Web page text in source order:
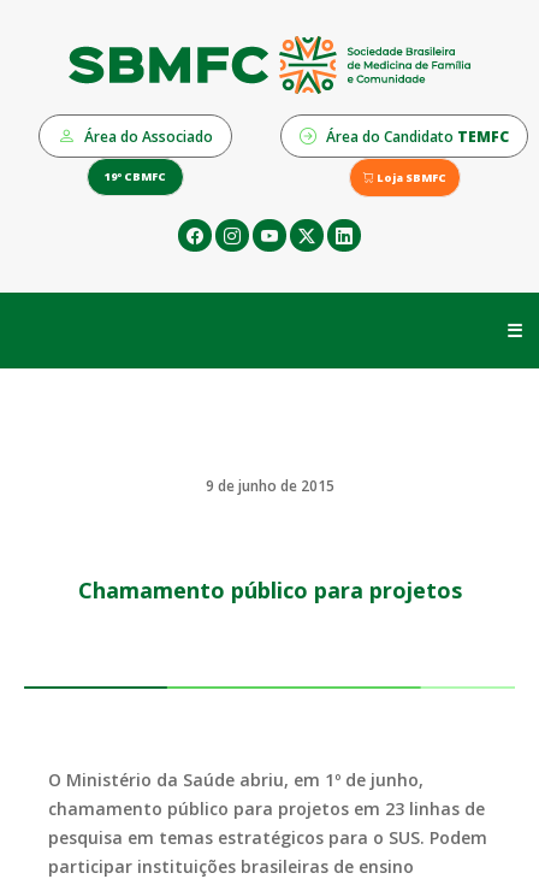
Área do Associado Área do Candidato TEMFC
19º CBMFC Loja SBMFC
☰
9 de junho de 2015
Chamamento público para projetos
O Ministério da Saúde abriu, em 1º de junho,
chamamento público para projetos em 23 linhas de
pesquisa em temas estratégicos para o SUS. Podem
participar instituições brasileiras de ensino